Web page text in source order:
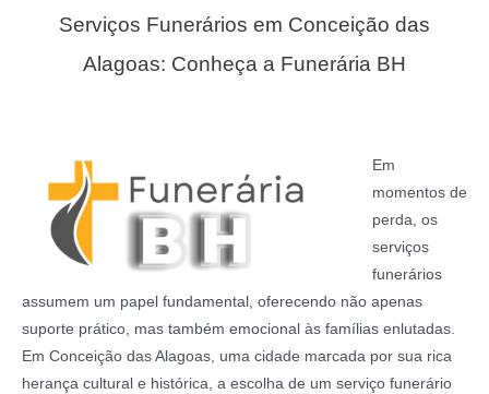
Serviços Funerários em Conceição das
Alagoas: Conheça a Funerária BH
Em
momentos de
perda, os
serviços
funerários
assumem um papel fundamental, oferecendo não apenas
suporte prático, mas também emocional às famílias enlutadas.
Em Conceição das Alagoas, uma cidade marcada por sua rica
herança cultural e histórica, a escolha de um serviço funerário